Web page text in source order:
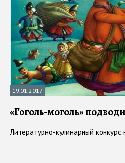
19.01.2017
«Гоголь-моголь»
Литературно-кулинарный конкурс